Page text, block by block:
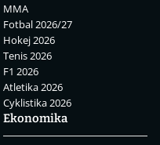
MMA
Fotbal 2026/27
Hokej 2026
Tenis 2026
F1 2026
Atletika 2026
Cyklistika 2026
Ekonomika